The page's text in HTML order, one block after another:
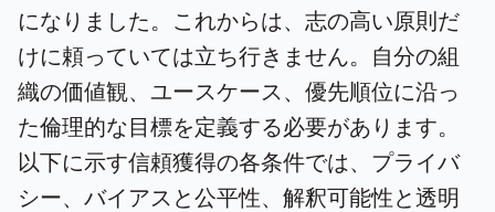
になりました。これからは、志の高い原則だ
けに頼っていては立ち行きません。自分の組
織の価値観、ユースケース、優先順位に沿っ
た倫理的な目標を定義する必要があります。
以下に示す信頼獲得の各条件では、プライバ
シー、バイアスと公平性、解釈可能性と透明